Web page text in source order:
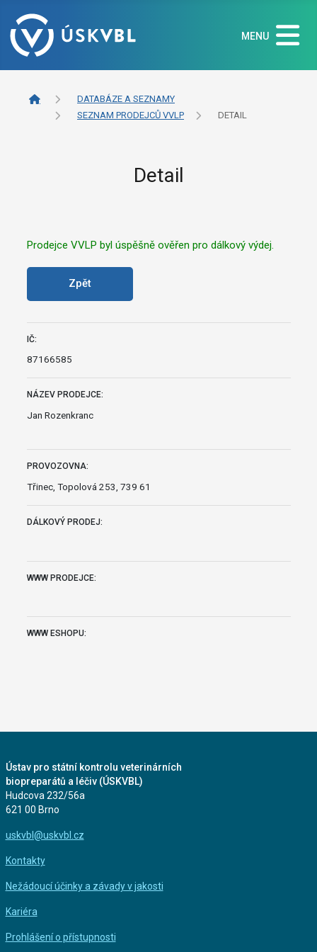
MENU
DATABÁZE A SEZNAMY
SEZNAM PRODEJCŮ VVLP
DETAIL
Detail
Prodejce VVLP byl úspěšně ověřen pro dálkový výdej.
Zpět
IČ:
87166585
NÁZEV PRODEJCE:
Jan Rozenkranc
PROVOZOVNA:
Třinec, Topolová 253, 739 61
DÁLKOVÝ PRODEJ:
WWW PRODEJCE:
WWW ESHOPU:
Ústav pro státní kontrolu veterinárních
biopreparátů a léčiv (ÚSKVBL)
Hudcova 232/56a
621 00 Brno
uskvbl@uskvbl.cz
Kontakty
Nežádoucí účinky a závady v jakosti
Kariéra
Prohlášení o přístupnosti